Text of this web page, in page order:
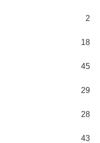
2
18
45
29
28
43